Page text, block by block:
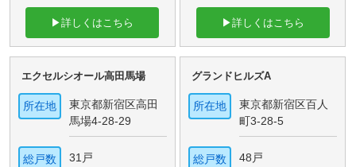
▶詳しくはこちら ▶詳しくはこちら
エクセルシオール高田馬場
所在地
東京都新宿区高田
馬場4-28-29
総戸数 31戸
グランドヒルズA
所在地
東京都新宿区百人
町3-28-5
総戸数 48戸